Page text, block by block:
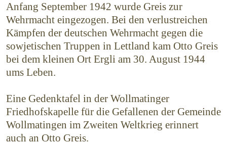
Anfang September 1942 wurde Greis zur
Wehrmacht eingezogen. Bei den verlustreichen
Kämpfen der deutschen Wehrmacht gegen die
sowjetischen Truppen in Lettland kam Otto Greis
bei dem kleinen Ort Ergli am 30. August 1944
ums Leben.
Eine Gedenktafel in der Wollmatinger
Friedhofskapelle für die Gefallenen der Gemeinde
Wollmatingen im Zweiten Weltkrieg erinnert
auch an Otto Greis.